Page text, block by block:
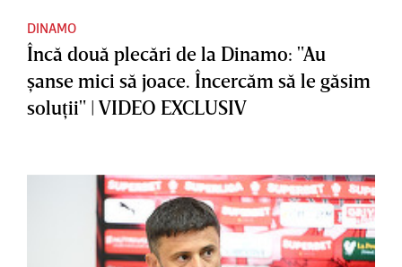
DINAMO
Încă două plecări de la Dinamo: "Au
şanse mici să joace. Încercăm să le găsim
soluţii" | VIDEO EXCLUSIV